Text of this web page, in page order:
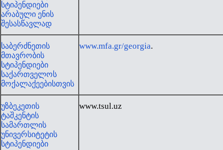
სტიპენდიები
არაბული ენის
შესასწავლად
საბერძნეთის
მთავრობის
სტიპენდიები
საქართველოს
მოქალაქეებისთვის
www.mfa.gr/georgia.
უზბეკეთის
ტაშკენტის
სამართლის
უნივერსიტეტის
სტიპენდიები
www.tsul.uz